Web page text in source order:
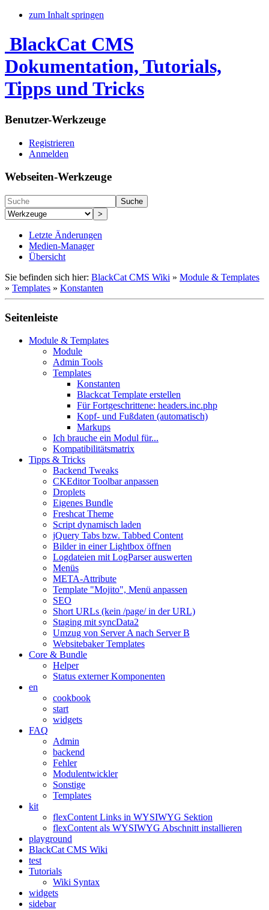
zum Inhalt springen
BlackCat CMS
Dokumentation, Tutorials,
Tipps und Tricks
Benutzer-Werkzeuge
Registrieren
Anmelden
Webseiten-Werkzeuge
Suche
>
Letzte Änderungen
Medien-Manager
Übersicht
Sie befinden sich hier: BlackCat CMS Wiki » Module & Templates
» Templates » Konstanten
Seitenleiste
Module & Templates
Module
Admin Tools
Templates
Konstanten
Blackcat Template erstellen
Für Fortgeschrittene: headers.inc.php
Kopf- und Fußdaten (automatisch)
Markups
Ich brauche ein Modul für...
Kompatibilitätsmatrix
Tipps & Tricks
Backend Tweaks
CKEditor Toolbar anpassen
Droplets
Eigenes Bundle
Freshcat Theme
Script dynamisch laden
jQuery Tabs bzw. Tabbed Content
Bilder in einer Lightbox öffnen
Logdateien mit LogParser auswerten
Menüs
META-Attribute
Template "Mojito", Menü anpassen
SEO
Short URLs (kein /page/ in der URL)
Staging mit syncData2
Umzug von Server A nach Server B
Websitebaker Templates
Core & Bundle
Helper
Status externer Komponenten
en
cookbook
start
widgets
FAQ
Admin
backend
Fehler
Modulentwickler
Sonstige
Templates
kit
flexContent Links in WYSIWYG Sektion
flexContent als WYSIWYG Abschnitt installieren
playground
BlackCat CMS Wiki
test
Tutorials
Wiki Syntax
widgets
sidebar